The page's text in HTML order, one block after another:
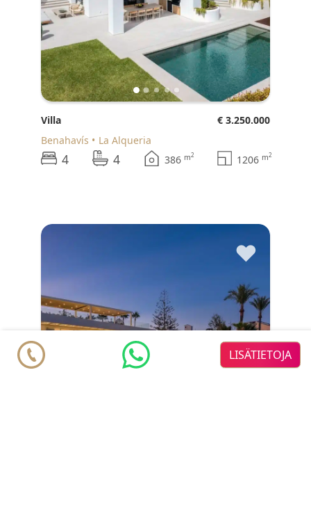
Villa
€ 3.250.000
Benahavís
La Alqueria
4 4 386 m2 1206 m2
♥
LISÄTIETOJA